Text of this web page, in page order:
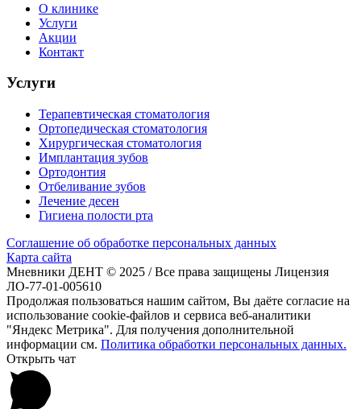
О клинике
Услуги
Акции
Контакт
Услуги
Терапевтическая стоматология
Ортопедическая стоматология
Хирургическая стоматология
Имплантация зубов
Ортодонтия
Отбеливание зубов
Лечение десен
Гигиена полости рта
Соглашение об обработке персональных данных
Карта сайта
Мневники ДЕНТ © 2025 / Все права защищены Лицензия
ЛО-77-01-005610
Продолжая пользоваться нашим сайтом, Вы даёте согласие на
использование cookie-файлов и сервиса веб-аналитики
"Яндекс Метрика". Для получения дополнительной
информации см. Политика обработки персональных данных.
Открыть чат